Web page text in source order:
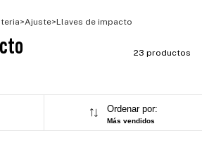
>Ajuste>Llaves de impacto
23 productos
Ordenar por:
Más vendidos